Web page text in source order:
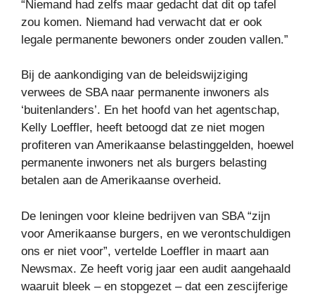
“Niemand had zelfs maar gedacht dat dit op tafel
zou komen. Niemand had verwacht dat er ook
legale permanente bewoners onder zouden vallen.”
Bij de aankondiging van de beleidswijziging
verwees de SBA naar permanente inwoners als
‘buitenlanders’. En het hoofd van het agentschap,
Kelly Loeffler, heeft betoogd dat ze niet mogen
profiteren van Amerikaanse belastinggelden, hoewel
permanente inwoners net als burgers belasting
betalen aan de Amerikaanse overheid.
De leningen voor kleine bedrijven van SBA “zijn
voor Amerikaanse burgers, en we verontschuldigen
ons er niet voor”, vertelde Loeffler in maart aan
Newsmax. Ze heeft vorig jaar een audit aangehaald
waaruit bleek – en stopgezet – dat een zescijferige